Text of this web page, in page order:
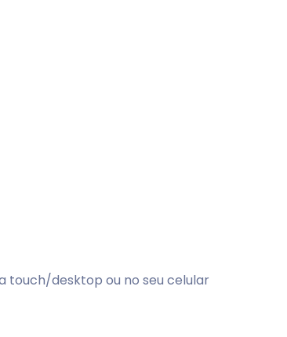
touch/desktop ou no seu celular